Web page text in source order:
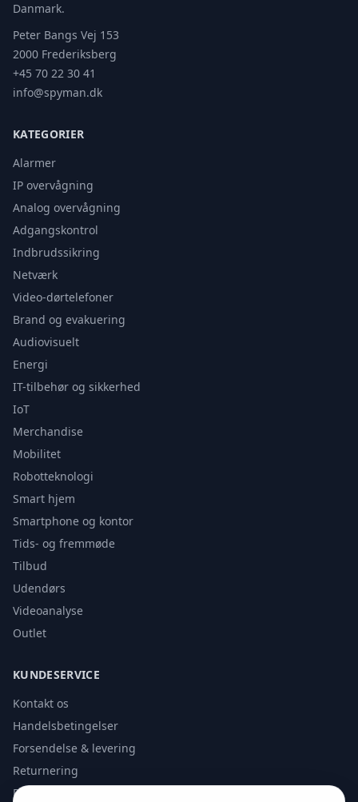
Danmark.
Peter Bangs Vej 153
2000 Frederiksberg
+45 70 22 30 41
info@spyman.dk
KATEGORIER
Alarmer
IP overvågning
Analog overvågning
Adgangskontrol
Indbrudssikring
Netværk
Video-dørtelefoner
Brand og evakuering
Audiovisuelt
Energi
IT-tilbehør og sikkerhed
IoT
Merchandise
Mobilitet
Robotteknologi
Smart hjem
Smartphone og kontor
Tids- og fremmøde
Tilbud
Udendørs
Videoanalyse
Outlet
KUNDESERVICE
Kontakt os
Handelsbetingelser
Forsendelse & levering
Returnering
Privatlivspolitik